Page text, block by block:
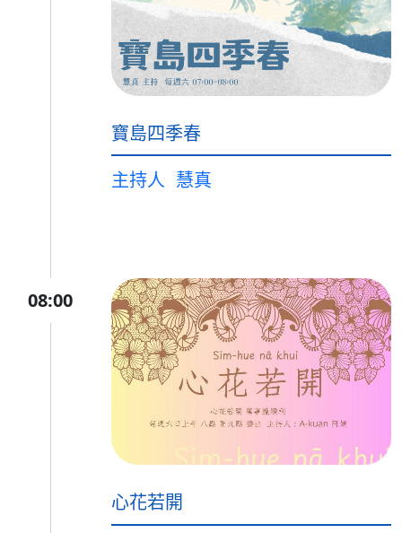
寶島四季春
主持人 慧真
08:00
心花若開